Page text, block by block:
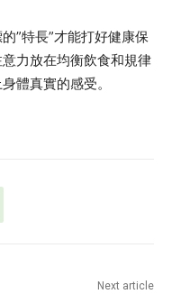
”特長”才能打好健康保
力放在均衡飲食和規律
體真實的感受。
Next article